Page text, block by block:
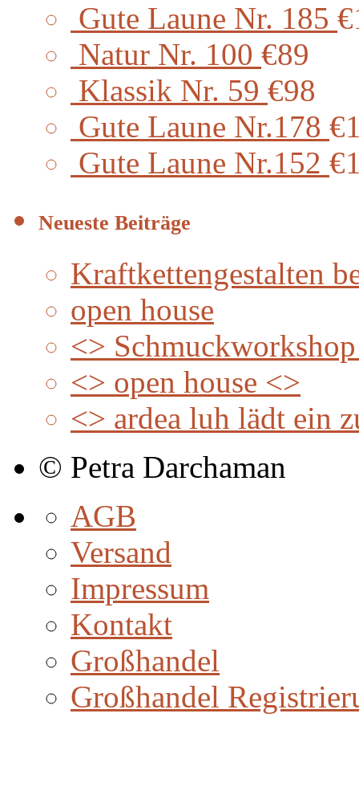
Gute Laune Nr. 185
Natur Nr. 100 €89
Klassik Nr. 59 €98
Gute Laune Nr.178
Gute Laune Nr.152
Neueste Beiträge
Kraftkettengestalten
open house
<>
<> open house <>
<> ardea luh lädt ein
© Petra Darchaman
AGB
Versand
Impressum
Kontakt
Großhandel
Großhandel